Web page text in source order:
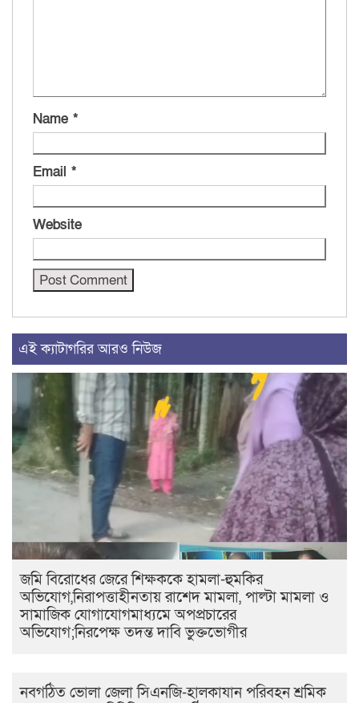
Name *
Email *
Website
এই ক্যাটাগরির আরও নিউজ
জমি বিরোধের জেরে শিক্ষককে হামলা-হুমকির
অভিযোগ,নিরাপত্তাহীনতায় রাশেদ মামলা, পাল্টা মামলা ও
সামাজিক যোগাযোগমাধ্যমে অপপ্রচারের
অভিযোগ;নিরপেক্ষ তদন্ত দাবি ভুক্তভোগীর
নবগঠিত ভোলা জেলা সিএনজি-হালকাযান পরিবহন শ্রমিক